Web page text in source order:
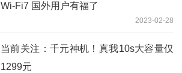
Wi-Fi7 国外用户有福了
2023-02-28
当前关注：千元神机！真我10s大容量仅
1299元